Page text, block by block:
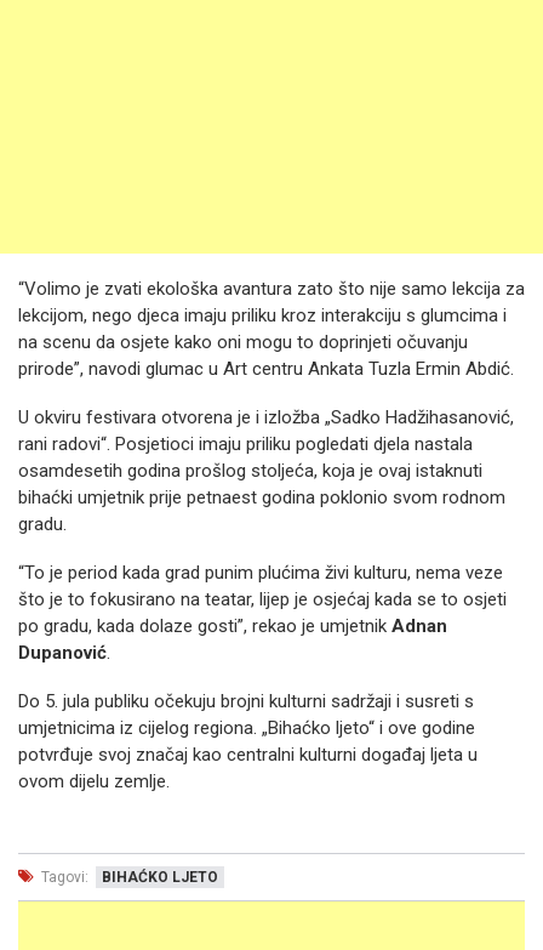
“Volimo je zvati ekološka avantura zato što nije samo lekcija za
lekcijom, nego djeca imaju priliku kroz interakciju s glumcima i
na scenu da osjete kako oni mogu to doprinjeti očuvanju
prirode”, navodi glumac u Art centru Ankata Tuzla Ermin Abdić.
U okviru festivara otvorena je i izložba „Sadko Hadžihasanović,
rani radovi“. Posjetioci imaju priliku pogledati djela nastala
osamdesetih godina prošlog stoljeća, koja je ovaj istaknuti
bihaćki umjetnik prije petnaest godina poklonio svom rodnom
gradu.
“To je period kada grad punim plućima živi kulturu, nema veze
što je to fokusirano na teatar, lijep je osjećaj kada se to osjeti
po gradu, kada dolaze gosti”, rekao je umjetnik Adnan
Dupanović.
Do 5. jula publiku očekuju brojni kulturni sadržaji i susreti s
umjetnicima iz cijelog regiona. „Bihaćko ljeto“ i ove godine
potvrđuje svoj značaj kao centralni kulturni događaj ljeta u
ovom dijelu zemlje.
Tagovi: BIHAĆKO LJETO